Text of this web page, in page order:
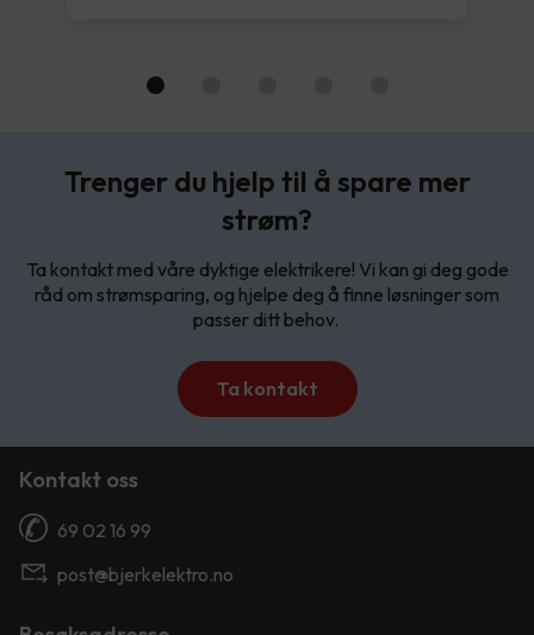
Trenger du hjelp til å spare mer
strøm?
Ta kontakt med våre dyktige elektrikere! Vi kan gi deg gode
råd om strømsparing, og hjelpe deg å finne løsninger som
passer ditt behov.
Ta kontakt
Kontakt oss
69 02 16 99
post@bjerkelektro.no